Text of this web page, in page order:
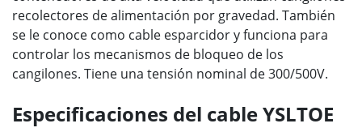
recolectores de alimentación por gravedad. También
se le conoce como cable esparcidor y funciona para
controlar los mecanismos de bloqueo de los
cangilones. Tiene una tensión nominal de 300/500V.
Especificaciones del cable YSLTOE